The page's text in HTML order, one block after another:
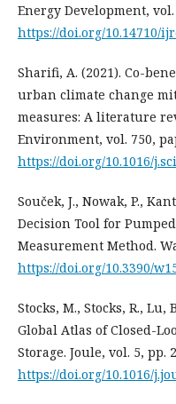
Energy Development, vol.
https://doi.org/10.14710/
Sharifi, A. (2021). Co-
urban climate change
measures: A literature
Environment, vol. 750,
https://doi.org/10.1016/
Souček, J., Nowak, P.,
Decision Tool for
Measurement Method.
https://doi.org/10.3390/
Stocks, M., Stocks, R., Lu,
Global Atlas of Closed-
Storage. Joule, vol. 5, pp.
https://doi.org/10.1016/